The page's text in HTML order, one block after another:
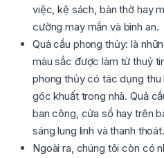
việc, kệ sách, bàn thờ hay
cường may mắn và bình an.
Quả cầu phong thủy: là
màu sắc được làm từ thuỷ
phong thủy có tác dụng thu
góc khuất trong nhà. Quả
ban công, cửa sổ hay trên
sáng lung linh và thanh thoát.
Ngoài ra, chúng tôi còn có